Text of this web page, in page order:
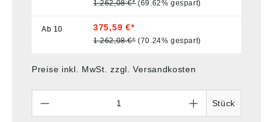
1.262,08 €* (69.62% gespart)
Ab 10 375,59 €*
1.262,08 €* (70.24% gespart)
Preise inkl. MwSt. zzgl. Versandkosten
Stück